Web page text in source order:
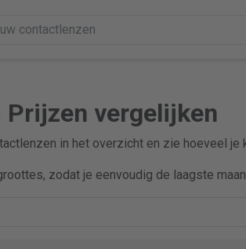
vergelijken
in het overzicht en zie hoeveel je
zodat je eenvoudig de laagste